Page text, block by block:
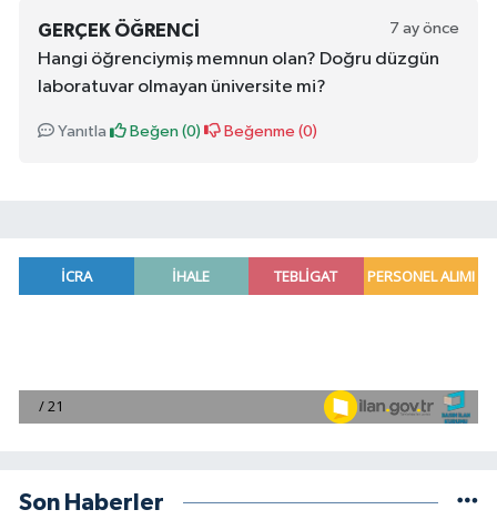
GERÇEK ÖĞRENCI 7 ay önce
Hangi öğrenciymiş memnun olan? Doğru düzgün
laboratuvar olmayan üniversite mi?
Yanıtla Beğen (0) Beğenme (0)
Son Haberler